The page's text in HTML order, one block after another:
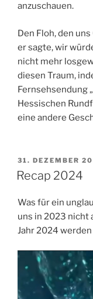
anzuschauen.
Den Floh, den
er sagte, wir
nicht mehr
diesen Traum,
Fernsehsendung
Hessischen
eine andere
AM
31. DEZEMBER
Recap 2024
Was für ein
uns in 2023 nicht
Jahr 2024